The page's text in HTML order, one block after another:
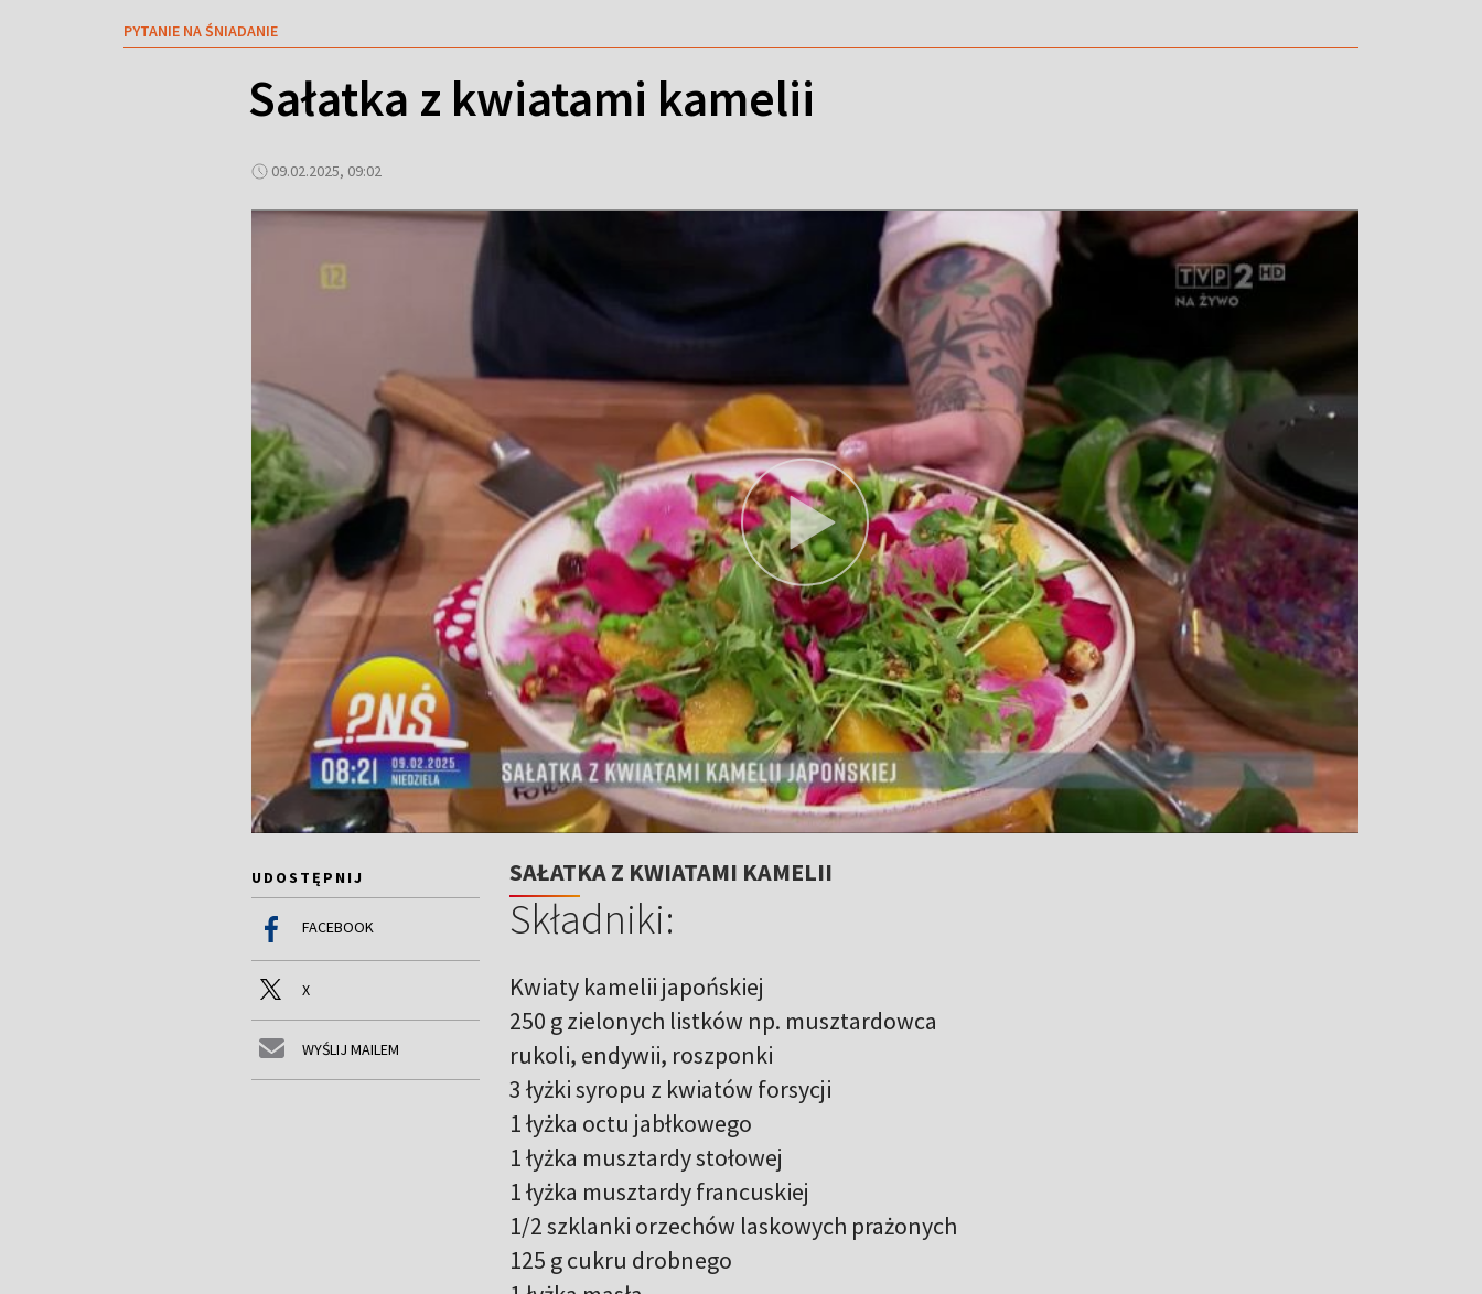
PYTANIE NA ŚNIADANIE
Sałatka z kwiatami kamelii
09.02.2025, 09:02
UDOSTĘPNIJ
FACEBOOK
X
WYŚLIJ MAILEM
SAŁATKA Z KWIATAMI KAMELII
Składniki:
Kwiaty kamelii japońskiej
250 g zielonych listków np. musztardowca
rukoli, endywii, roszponki
3 łyżki syropu z kwiatów forsycji
1 łyżka octu jabłkowego
1 łyżka musztardy stołowej
1 łyżka musztardy francuskiej
1/2 szklanki orzechów laskowych prażonych
125 g cukru drobnego